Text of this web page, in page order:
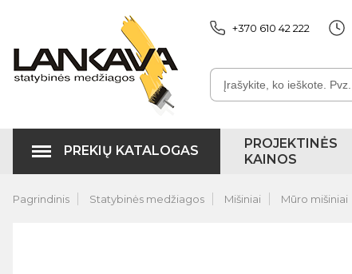
+370 610 42 222
PREKIŲ KATALOGAS
PROJEKTINĖS
KAINOS
Pagrindinis Statybinės medžiagos Mišiniai Mūro mišiniai